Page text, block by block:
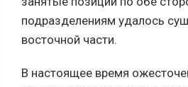
подразделениям удалось
восточной части.
В настоящее время